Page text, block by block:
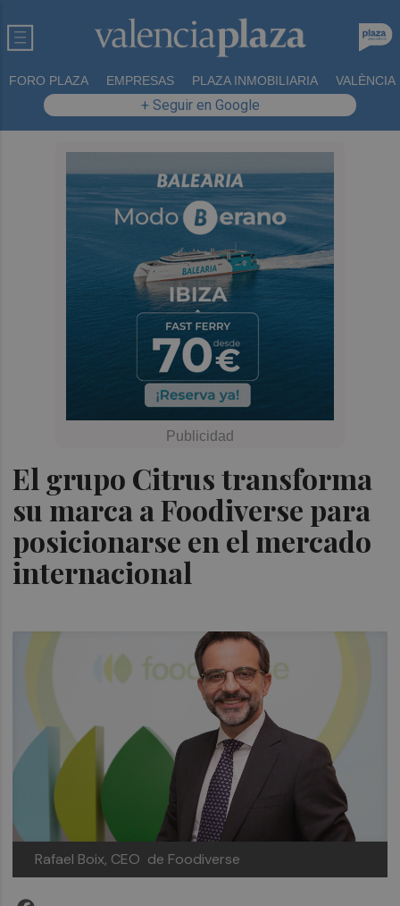
FORO PLAZA EMPRESAS PLAZA INMOBILIARIA VALÈNCIA
+ Seguir en Google
El grupo Citrus transforma
su marca a Foodiverse para
posicionarse en el mercado
internacional
Rafael Boix, CEO de Foodiverse